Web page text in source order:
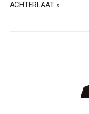
ACHTERLAAT ».